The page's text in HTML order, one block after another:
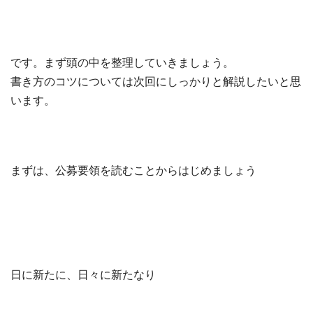
です。まず頭の中を整理していきましょう。
書き方のコツについては次回にしっかりと解説したいと思
います。
まずは、公募要領を読むことからはじめましょう
日に新たに、日々に新たなり